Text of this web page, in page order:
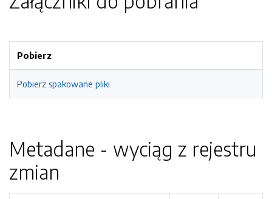
Pobierz
Pobierz spakowane pliki
Metadane - wyciąg z rejestru
zmian